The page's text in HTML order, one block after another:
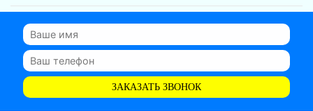
ЗАКАЗАТЬ ЗВОНОК